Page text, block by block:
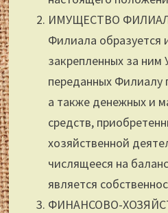
ИМУЩЕСТВО
Филиала образуется
закрепленных за
переданных Филиалу
а также денежных и
средств,
хозяйственной
числящееся на
является
ФИНАНСОВО-